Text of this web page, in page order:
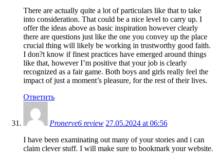
There are actually quite a lot of particulars like that to take
into consideration. That could be a nice level to carry up. I
offer the ideas above as basic inspiration however clearly
there are questions just like the one you convey up the place
crucial thing will likely be working in trustworthy good faith.
I don?t know if finest practices have emerged around things
like that, however I’m positive that your job is clearly
recognized as a fair game. Both boys and girls really feel the
impact of just a moment’s pleasure, for the rest of their lives.
Ответить
Pronerve6 review 27.05.2024 at 06:56
I have been examinating out many of your stories and i can
claim clever stuff. I will make sure to bookmark your website.